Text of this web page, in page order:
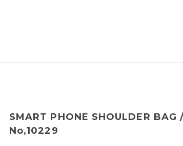
SMART PHONE SHOULDER BAG
No,10229